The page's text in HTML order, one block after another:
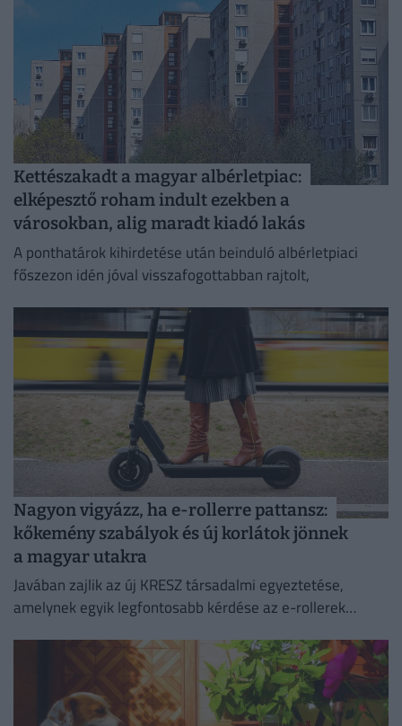
Kettészakadt a magyar albérletpiac:
elképesztő roham indult ezekben a
városokban, alig maradt kiadó lakás
A ponthatárok kihirdetése után beinduló albérletpiaci
főszezon idén jóval visszafogottabban rajtolt,
Nagyon vigyázz, ha e-rollerre pattansz:
kőkemény szabályok és új korlátok jönnek
a magyar utakra
Javában zajlik az új KRESZ társadalmi egyeztetése,
amelynek egyik legfontosabb kérdése az e-rollerek
sebességhatárokat, a korhatárt és a kötelező